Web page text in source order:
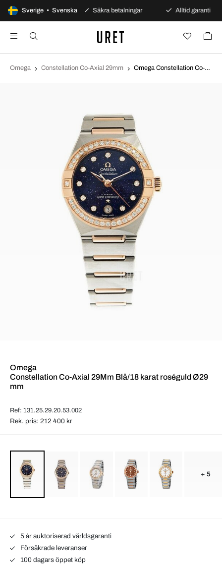
Sverige • Svenska
dagars öppet köp Säkra betalningar Alltid garanti
Omega Constellation Co-Axial 29mm Omega Constellation Co-Axial 29Mm Blå/18 karat roséguld Ø29 mm 131.25.29.20.53.002
Omega
Constellation Co-Axial 29Mm Blå/18 karat roséguld Ø29
mm
Ref: 131.25.29.20.53.002
Rek. pris: 212 400 kr
+ 5
5 år auktoriserad världsgaranti
Försäkrade leveranser
100 dagars öppet köp